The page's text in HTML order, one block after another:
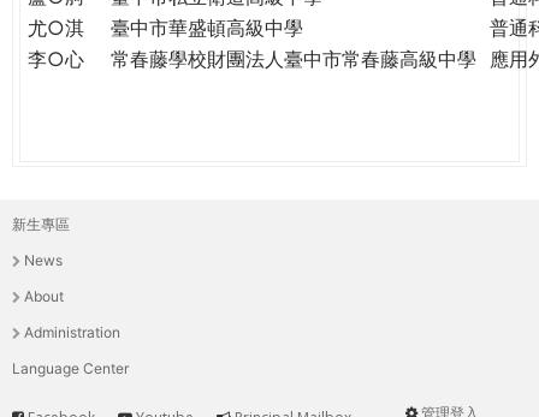
尤○淇
臺中市華盛頓高級中學
普通
李○心
常春藤學校財團法人臺中市常春藤高級中學 應用
主
選
單
新生專區
News
About
Administration
Language Center
管理登入